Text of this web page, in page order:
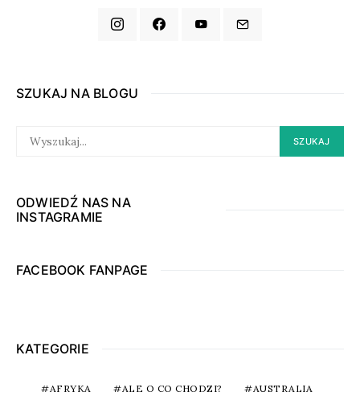
SZUKAJ NA BLOGU
FOR:
SZUKAJ
ODWIEDŹ NAS NA
INSTAGRAMIE
FACEBOOK FANPAGE
KATEGORIE
AFRYKA ALE O CO CHODZI?
AUSTRALIA